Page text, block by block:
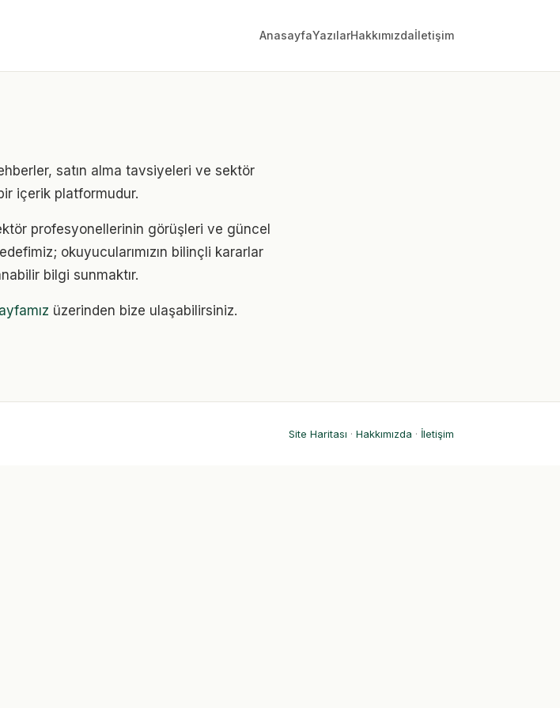
AnasayfaYazılarHakkımızdaİletişim
satın alma tavsiyeleri ve sektör
içerik platformudur.
profesyonellerinin görüşleri ve güncel
okuyucularımızın bilinçli kararlar
bilgi sunmaktır.
üzerinden bize ulaşabilirsiniz.
Site Haritası · Hakkımızda · İletişim